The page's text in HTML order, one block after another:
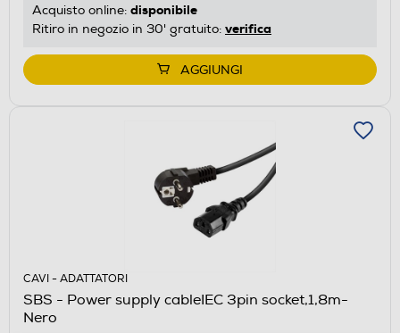
Acquisto online: disponibile
Ritiro in negozio in 30' gratuito: verifica
AGGIUNGI
CAVI - ADATTATORI
SBS - Power supply cableIEC 3pin socket,1,8m-
Nero